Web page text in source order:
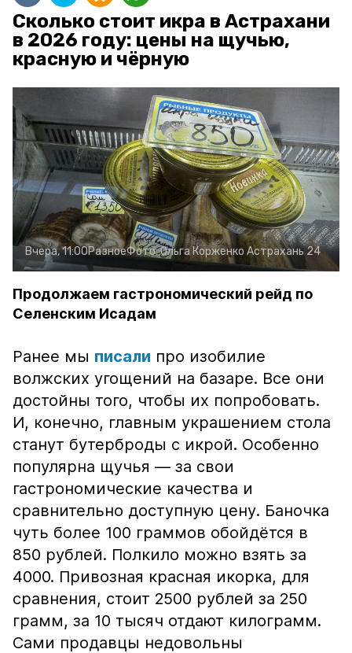
Сколько стоит икра в Астрахани
в 2026 году: цены на щучью,
красную и чёрную
Вчера, 11:00РазноеФото:Ольга Корженко Астрахань 24
Продолжаем гастрономический рейд по
Селенским Исадам
Ранее мы писали про изобилие
волжских угощений на базаре. Все они
достойны того, чтобы их попробовать.
И, конечно, главным украшением стола
станут бутерброды с икрой. Особенно
популярна щучья — за свои
гастрономические качества и
сравнительно доступную цену. Баночка
чуть более 100 граммов обойдётся в
850 рублей. Полкило можно взять за
4000. Привозная красная икорка, для
сравнения, стоит 2500 рублей за 250
грамм, за 10 тысяч отдают килограмм.
Сами продавцы недовольны